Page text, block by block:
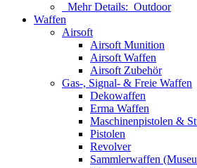
Mehr Details: Outdoor
Waffen
Airsoft
Airsoft Munition
Airsoft Waffen
Airsoft Zubehör
Gas-, Signal- & Freie Waffen
Dekowaffen
Erma Waffen
Maschinenpistolen &
Pistolen
Revolver
Sammlerwaffen